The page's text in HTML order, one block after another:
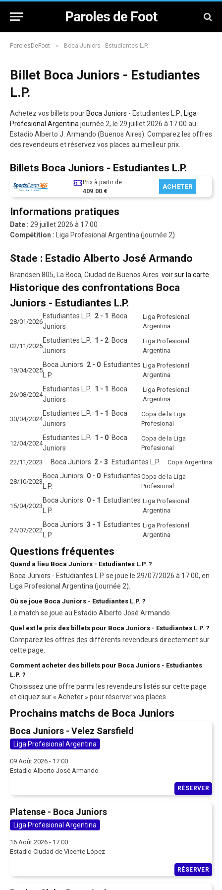
Paroles de Foot
ParolesDeFoot » Boca Juniors - Estudiantes L.P.
Billet Boca Juniors - Estudiantes
L.P.
Achetez vos billets pour Boca Juniors - Estudiantes L.P., Liga
Profesional Argentina journée 2, le 29 juillet 2026 à 17:00 au
Estadio Alberto J. Armando (Buenos Aires). Comparez les offres
des revendeurs et réservez vos places au meilleur prix.
Billets Boca Juniors - Estudiantes L.P.
Prix à partir de
409.00 €
ACHETER
Informations pratiques
Date : 29 juillet 2026 à 17:00
Compétition : Liga Profesional Argentina (journée 2)
Stade : Estadio Alberto José Armando
Brandsen 805, La Boca, Ciudad de Buenos Aires voir sur la carte
Historique des confrontations Boca
Juniors - Estudiantes L.P.
28/01/2026
Estudiantes L.P. 2 - 1
Boca
Juniors
Liga Profesional
Argentina
02/11/2025
Estudiantes L.P. 1 - 2 Boca
Juniors
Liga Profesional
Argentina
19/04/2025
Boca Juniors 2 - 0 Estudiantes
L.P.
Liga Profesional
Argentina
26/08/2024
Estudiantes L.P. 1 - 1
Boca
Juniors
Liga Profesional
Argentina
30/04/2024
Estudiantes L.P. 1 - 1
Boca
Juniors
Copa de la Liga
Profesional
12/04/2024
Estudiantes L.P. 1 - 0 Boca
Juniors
Copa de la Liga
Profesional
22/11/2023
Boca Juniors 2 - 3 Estudiantes L.P. Copa Argentina
28/10/2023
Boca Juniors 0 - 0 Estudiantes
L.P.
Copa de la Liga
Profesional
15/04/2023
Boca Juniors 0 - 1
Estudiantes
L.P.
Liga Profesional
Argentina
24/07/2022
Boca Juniors 3 - 1
Estudiantes
L.P.
Liga Profesional
Argentina
Questions fréquentes
Quand a lieu Boca Juniors - Estudiantes L.P. ?
Boca Juniors - Estudiantes L.P. se joue le 29/07/2026 à 17:00, en
Liga Profesional Argentina (journée 2).
Où se joue Boca Juniors - Estudiantes L.P. ?
Le match se joue au Estadio Alberto José Armando.
Quel est le prix des billets pour Boca Juniors - Estudiantes L.P. ?
Comparez les offres des différents revendeurs directement sur
cette page.
Comment acheter des billets pour Boca Juniors - Estudiantes
L.P. ?
Choisissez une offre parmi les revendeurs listés sur cette page
et cliquez sur « Acheter » pour réserver vos places.
Prochains matchs de Boca Juniors
Boca Juniors - Velez Sarsfield
Liga Profesional Argentina
09 Août 2026 - 17:00
Estadio Alberto José Armando
RÉSERVER
Platense - Boca Juniors
Liga Profesional Argentina
16 Août 2026 - 17:00
Estadio Ciudad de Vicente López
RÉSERVER